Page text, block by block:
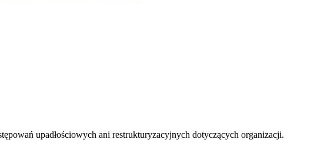
upadłościowych ani restrukturyzacyjnych dotyczących organizacji.